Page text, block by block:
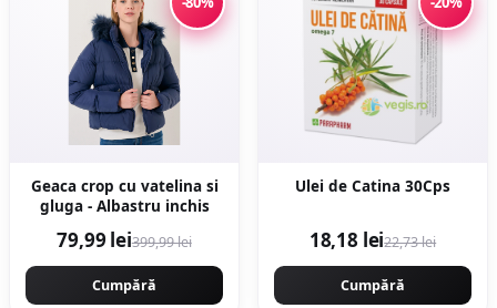
Geaca crop cu vatelina si
gluga - Albastru inchis
79,99 lei399,99 lei
Cumpără
Ulei de Catina 30Cps
18,18 lei22,73 lei
Cumpără